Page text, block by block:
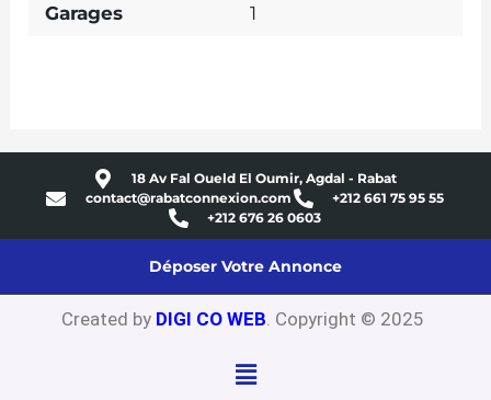
Garages 1
18 Av Fal Oueld El Oumir, Agdal - Rabat
contact@rabatconnexion.com
+212 661 75 95 55
+212 676 26 0603
Déposer Votre Annonce
Created by DIGI CO WEB . Copyright © 2025
Menu